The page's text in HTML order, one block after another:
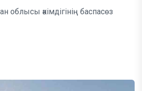
облысы әкімдігінің баспасөз